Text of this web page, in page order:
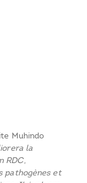
Muhindo
la
RDC,
pathogènes et